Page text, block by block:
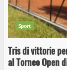
Sport
Tris di vittorie
al Torneo Open